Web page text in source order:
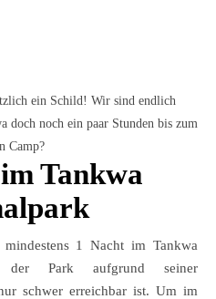
ein Schild! Wir sind endlich
doch noch ein paar Stunden bis zum
Camp?
Tankwa
mindestens 1 Nacht im Tankwa
der Park aufgrund seiner
schwer erreichbar ist. Um im